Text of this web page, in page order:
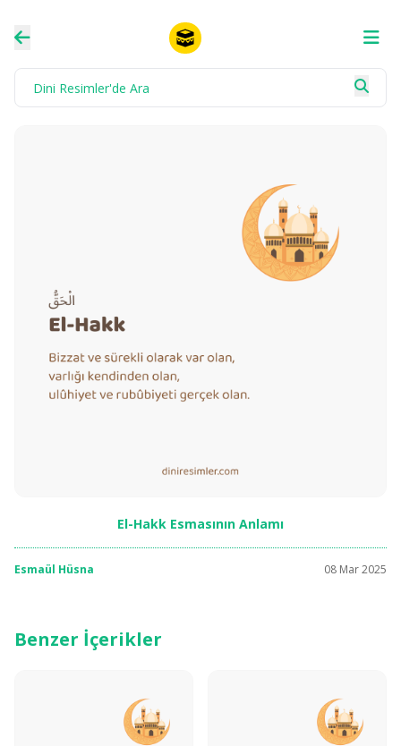
El-Hakk Esmasının Anlamı
Esmaül Hüsna 08 Mar 2025
Benzer İçerikler